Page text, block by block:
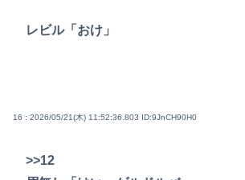
レビル「おけ」
16 : 2026/05/21(木) 11:52:36.803 ID:9JnCH90H0
>>12